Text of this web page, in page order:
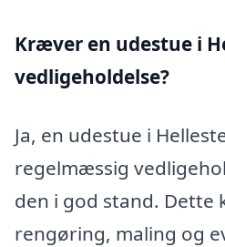
Kræver en udestue i
vedligeholdelse?
Ja, en udestue i
regelmæssig
den i god stand. Dette
rengøring, maling og